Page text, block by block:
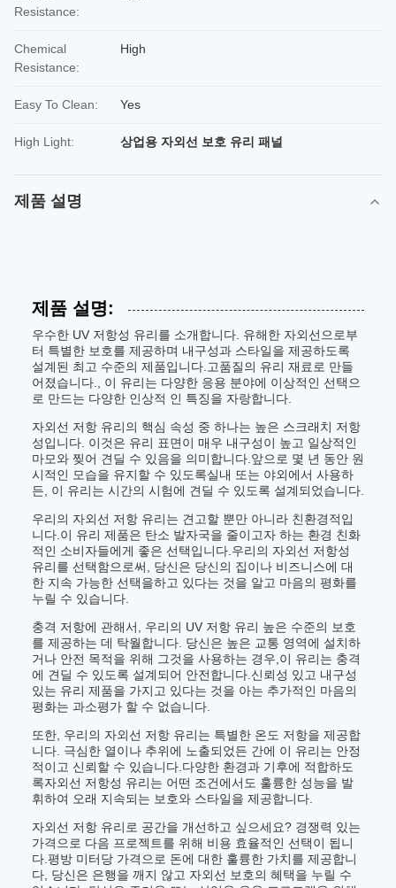
Resistance:
Chemical
Resistance:
High
Easy To Clean: Yes
High Light: 상업용 자외선 보호 유리 패널
제품 설명
제품 설명:
우수한 UV 저항성 유리를 소개합니다. 유해한 자외선으로부
터 특별한 보호를 제공하며 내구성과 스타일을 제공하도록
설계된 최고 수준의 제품입니다.고품질의 유리 재료로 만들
어졌습니다., 이 유리는 다양한 응용 분야에 이상적인 선택으
로 만드는 다양한 인상적 인 특징을 자랑합니다.
자외선 저항 유리의 핵심 속성 중 하나는 높은 스크래치 저항
성입니다. 이것은 유리 표면이 매우 내구성이 높고 일상적인
마모와 찢어 견딜 수 있음을 의미합니다.앞으로 몇 년 동안 원
시적인 모습을 유지할 수 있도록실내 또는 야외에서 사용하
든, 이 유리는 시간의 시험에 견딜 수 있도록 설계되었습니다.
우리의 자외선 저항 유리는 견고할 뿐만 아니라 친환경적입
니다.이 유리 제품은 탄소 발자국을 줄이고자 하는 환경 친화
적인 소비자들에게 좋은 선택입니다.우리의 자외선 저항성
유리를 선택함으로써, 당신은 당신의 집이나 비즈니스에 대
한 지속 가능한 선택을하고 있다는 것을 알고 마음의 평화를
누릴 수 있습니다.
충격 저항에 관해서, 우리의 UV 저항 유리 높은 수준의 보호
를 제공하는 데 탁월합니다. 당신은 높은 교통 영역에 설치하
거나 안전 목적을 위해 그것을 사용하는 경우,이 유리는 충격
에 견딜 수 있도록 설계되어 안전합니다.신뢰성 있고 내구성
있는 유리 제품을 가지고 있다는 것을 아는 추가적인 마음의
평화는 과소평가 할 수 없습니다.
또한, 우리의 자외선 저항 유리는 특별한 온도 저항을 제공합
니다. 극심한 열이나 추위에 노출되었든 간에 이 유리는 안정
적이고 신뢰할 수 있습니다.다양한 환경과 기후에 적합하도
록자외선 저항성 유리는 어떤 조건에서도 훌륭한 성능을 발
휘하여 오래 지속되는 보호와 스타일을 제공합니다.
자외선 저항 유리로 공간을 개선하고 싶으세요? 경쟁력 있는
가격으로 다음 프로젝트를 위해 비용 효율적인 선택이 됩니
다.평방 미터당 가격으로 돈에 대한 훌륭한 가치를 제공합니
다, 당신은 은행을 깨지 않고 자외선 보호의 혜택을 누릴 수